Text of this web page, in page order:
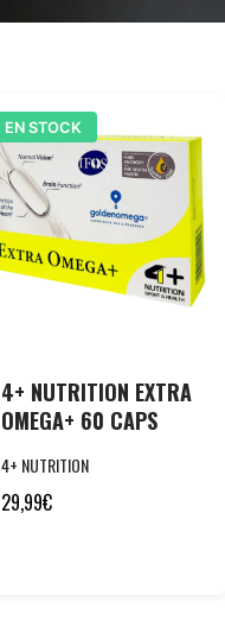
EN STOCK
4+ NUTRITION EXTRA
OMEGA+ 60 CAPS
4+ NUTRITION
29,99€